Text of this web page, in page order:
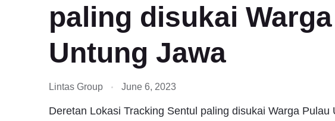
paling disukai
Untung Jawa
Lintas Group June 6, 2023
Deretan Lokasi Tracking Sentul paling disukai Warga Pulau